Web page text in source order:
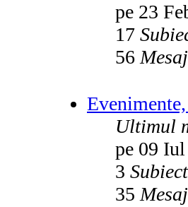
pe 23
17
56
Ultimul
pe 09
3
35